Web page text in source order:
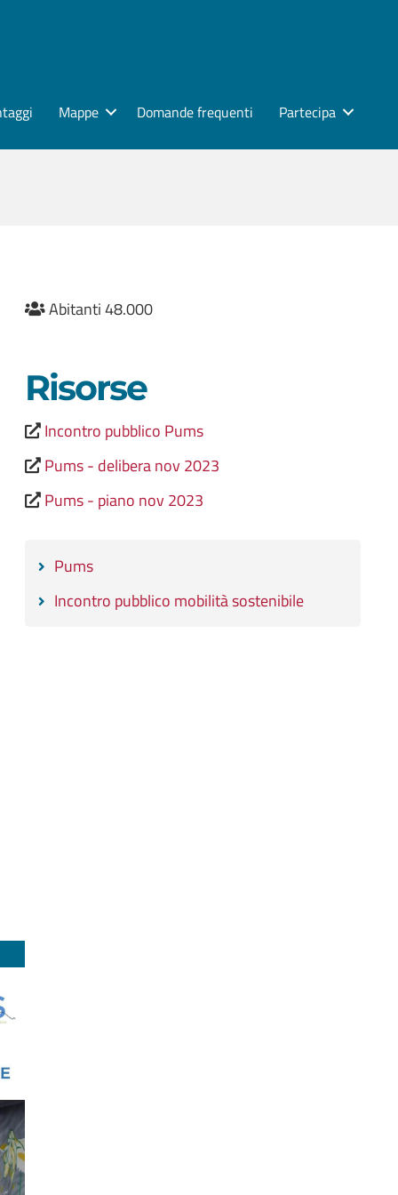
Mappe Domande frequenti Partecipa
Abitanti 48.000
Risorse
Incontro pubblico Pums
Pums - delibera nov 2023
Pums - piano nov 2023
Pums
Incontro pubblico mobilità sostenibile